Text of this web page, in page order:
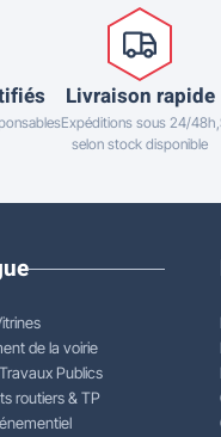
Livraison rapide
Expéditions sous 24/48h,
selon stock disponible
de la voirie
Publics
routiers & TP